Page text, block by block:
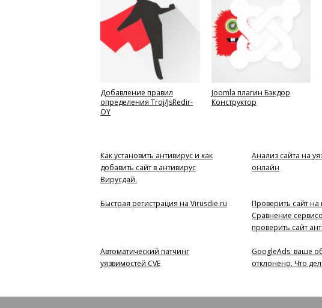
Добавление правил
определения Troj/JsRedir-
OY
Joomla плагин Бэкдор
Конструктор
Как установить антивирус и как
добавить сайт в антивирус
Вирусдай.
Анализ сайта на
онлайн
Быстрая регистрация на Virusdie.ru
Проверить сайт
Сравнение
проверить сайт
Автоматический патчинг
уязвимостей CVE
GoogleAds: ваше
отклонено. Что